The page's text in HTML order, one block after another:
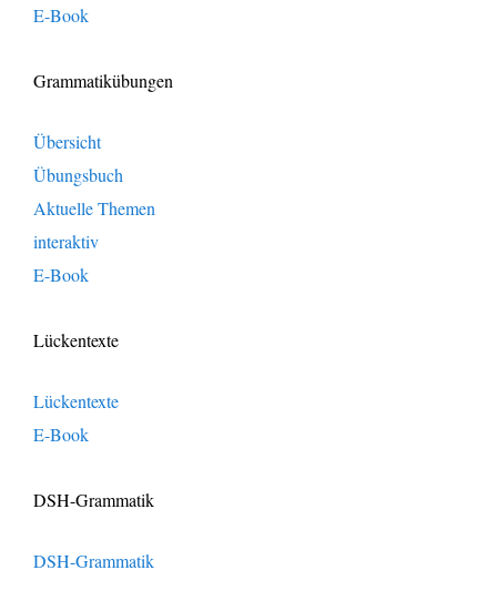
E-Book
Grammatikübungen
Übersicht
Übungsbuch
Aktuelle Themen
interaktiv
E-Book
Lückentexte
Lückentexte
E-Book
DSH-Grammatik
DSH-Grammatik